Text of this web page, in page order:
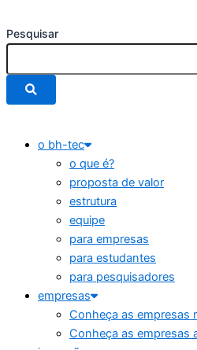
Pesquisar
o bh-tec
o que é?
proposta de valor
estrutura
equipe
para empresas
para estudantes
para pesquisadores
empresas
Conheça as empresas
Conheça as empresas